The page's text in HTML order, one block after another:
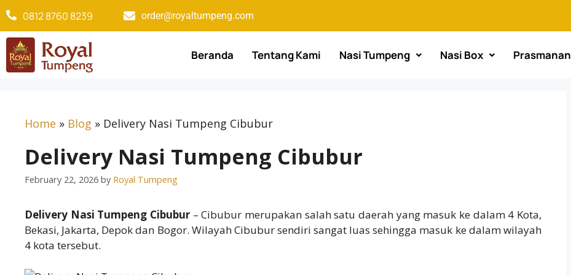
0812 8760 8239​ order@royaltumpeng.com​
Beranda Tentang Kami Nasi Tumpeng Nasi Box Prasmanan
Home » Blog » Delivery Nasi Tumpeng Cibubur
Delivery Nasi Tumpeng Cibubur
February 22, 2026 by Royal Tumpeng
Delivery Nasi Tumpeng Cibubur– Cibubur merupakan salah satu daerah yang masuk ke dalam 4 Kota,
Bekasi, Jakarta, Depok dan Bogor. Wilayah Cibubur sendiri sangat luas sehingga masuk ke dalam wilayah
4 kota tersebut.